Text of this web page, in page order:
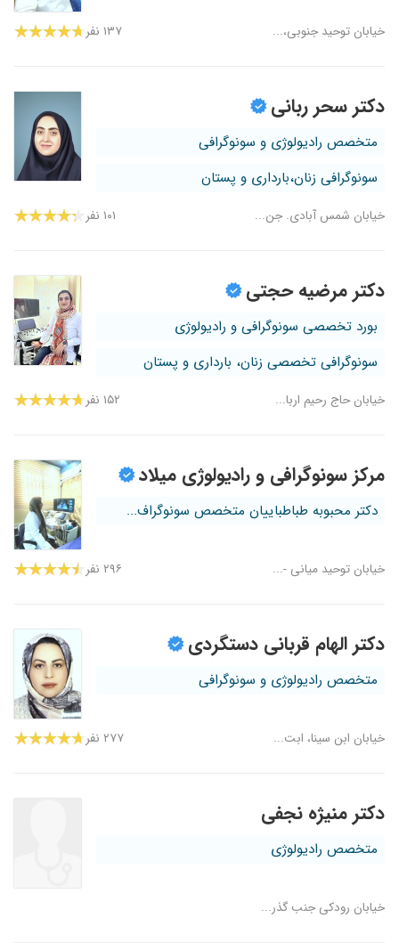
خیابان توحید جنوبی،... ۱۳۷ نفر
دکتر سحر ربانی
متخصص رادیولوژی و سونوگرافی
سونوگرافی زنان،بارداری و پستان
خیابان شمس آبادی. جن... ۱۰۱ نفر
دکتر مرضیه حجتی
بورد تخصصی سونوگرافی و رادیولوژی
سونوگرافی تخصصی زنان، بارداری و پستان
خیابان حاج رحیم اربا... ۱۵۲ نفر
مرکز سونوگرافی و رادیولوژی میلاد
دکتر محبوبه طباطباییان متخصص سونوگراف...
خیابان توحید میانی -... ۲۹۶ نفر
دکتر الهام قربانی دستگردی
متخصص رادیولوژی و سونوگرافی
خیابان ابن سینا، ابت... ۲۷۷ نفر
دکتر منیژه نجفی
متخصص رادیولوژی
خیابان رودکی جنب گذر...